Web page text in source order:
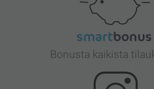
Bonusta kaikista